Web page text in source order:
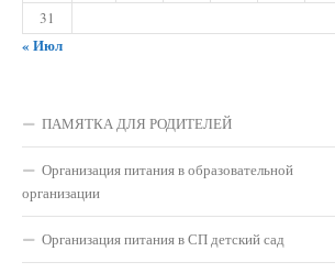
31
« Июл
ПАМЯТКА ДЛЯ РОДИТЕЛЕЙ
Организация питания в образовательной
организации
Организация питания в СП детский сад